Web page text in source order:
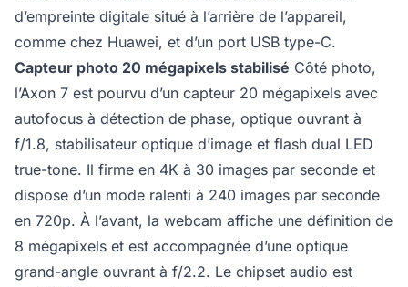
d’empreinte digitale situé à l’arrière de l’appareil,
comme chez Huawei, et d’un port USB type-C.
Capteur photo 20 mégapixels stabilisé Côté photo,
l’Axon 7 est pourvu d’un capteur 20 mégapixels avec
autofocus à détection de phase, optique ouvrant à
f/1.8, stabilisateur optique d’image et flash dual LED
true-tone. Il firme en 4K à 30 images par seconde et
dispose d’un mode ralenti à 240 images par seconde
en 720p. À l’avant, la webcam affiche une définition de
8 mégapixels et est accompagnée d’une optique
grand-angle ouvrant à f/2.2. Le chipset audio est